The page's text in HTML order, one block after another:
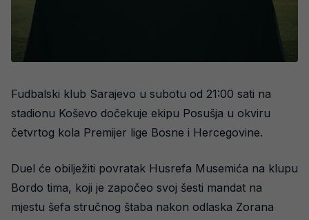
Fudbalski klub Sarajevo u subotu od 21:00 sati na
stadionu Koševo dočekuje ekipu Posušja u okviru
četvrtog kola Premijer lige Bosne i Hercegovine.
Duel će obilježiti povratak Husrefa Musemića na klupu
Bordo tima, koji je započeo svoj šesti mandat na
mjestu šefa stručnog štaba nakon odlaska Zorana